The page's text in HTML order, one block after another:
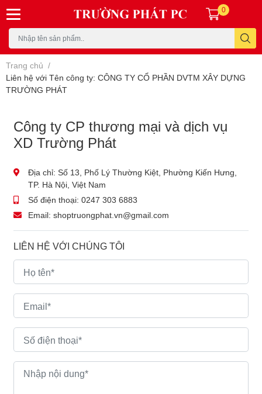
0
Trang chủ /
Liên hệ với Tên công ty: CÔNG TY CỔ PHẦN DVTM XÂY DỰNG
TRƯỜNG PHÁT
Công ty CP thương mại và dịch vụ
XD Trường Phát
Địa chỉ: Số 13, Phố Lý Thường Kiệt, Phường Kiến Hưng,
TP. Hà Nội, Việt Nam
Số điện thoại: 0247 303 6883
Email: shoptruongphat.vn@gmail.com
LIÊN HỆ VỚI CHÚNG TÔI